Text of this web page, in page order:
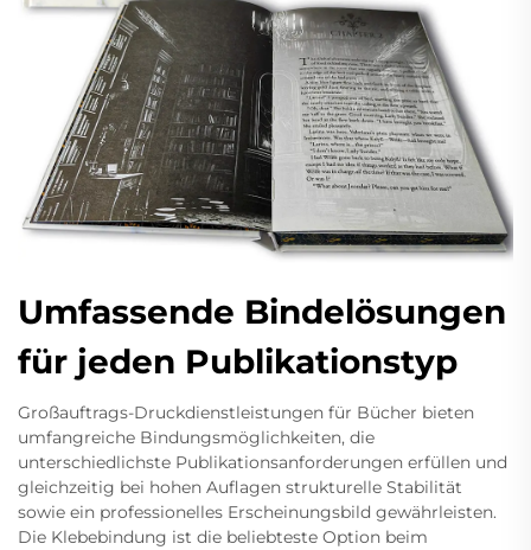
Umfassende Bindelösungen
für jeden Publikationstyp
Großauftrags-Druckdienstleistungen für Bücher bieten
umfangreiche Bindungsmöglichkeiten, die
unterschiedlichste Publikationsanforderungen erfüllen und
gleichzeitig bei hohen Auflagen strukturelle Stabilität
sowie ein professionelles Erscheinungsbild gewährleisten.
Die Klebebindung ist die beliebteste Option beim